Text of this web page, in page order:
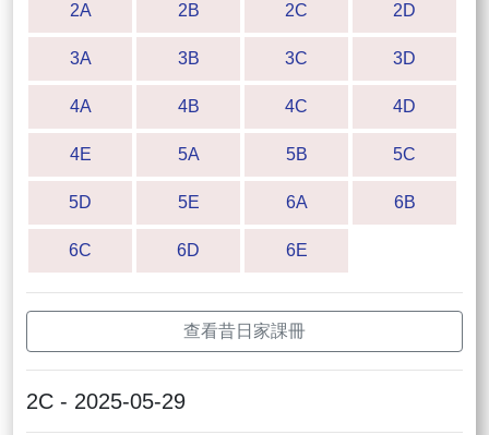
2A 2B 2C 2D
3A 3B 3C 3D
4A 4B 4C 4D
4E 5A 5B 5C
5D 5E 6A 6B
6C 6D 6E
查看昔日家課冊
2C - 2025-05-29